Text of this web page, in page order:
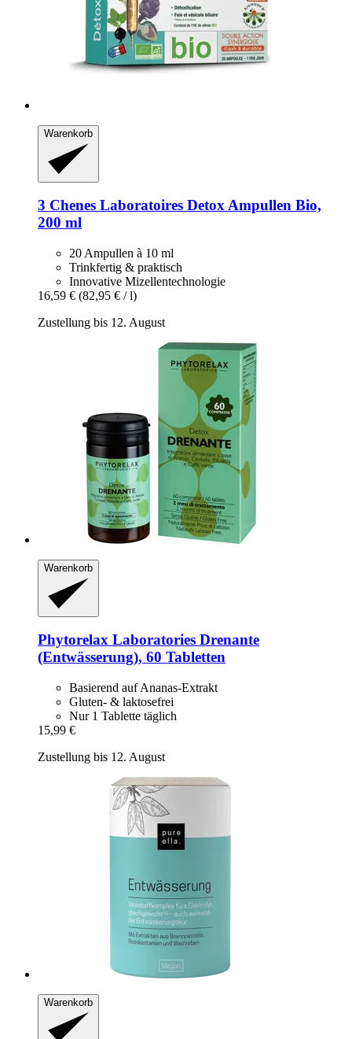
Warenkorb
3 Chenes Laboratoires Detox Ampullen Bio,
200 ml
20 Ampullen à 10 ml
Trinkfertig & praktisch
Innovative Mizellentechnologie
16,59 € (82,95 € / l)
Zustellung bis 12. August
Warenkorb
Phytorelax Laboratories Drenante
(Entwässerung), 60 Tabletten
Basierend auf Ananas‑Extrakt
Gluten‑ & laktosefrei
Nur 1 Tablette täglich
15,99 €
Zustellung bis 12. August
Warenkorb